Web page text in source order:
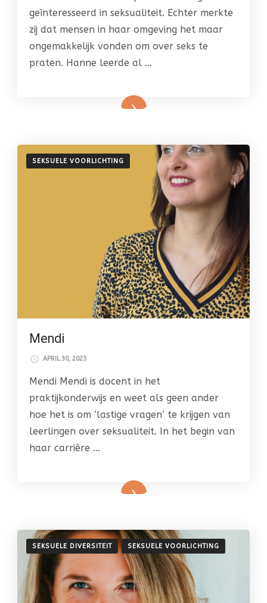
geïnteresseerd in seksualiteit. Echter merkte
zij dat mensen in haar omgeving het maar
ongemakkelijk vonden om over seks te
praten. Hanne leerde al …
SEKSUELE VOORLICHTING
Mendi
APRIL 30, 2023
Mendi Mendi is docent in het
praktijkonderwijs en weet als geen ander
hoe het is om ‘lastige vragen’ te krijgen van
leerlingen over seksualiteit. In het begin van
haar carrière …
SEKSUELE DIVERSITEIT SEKSUELE VOORLICHTING